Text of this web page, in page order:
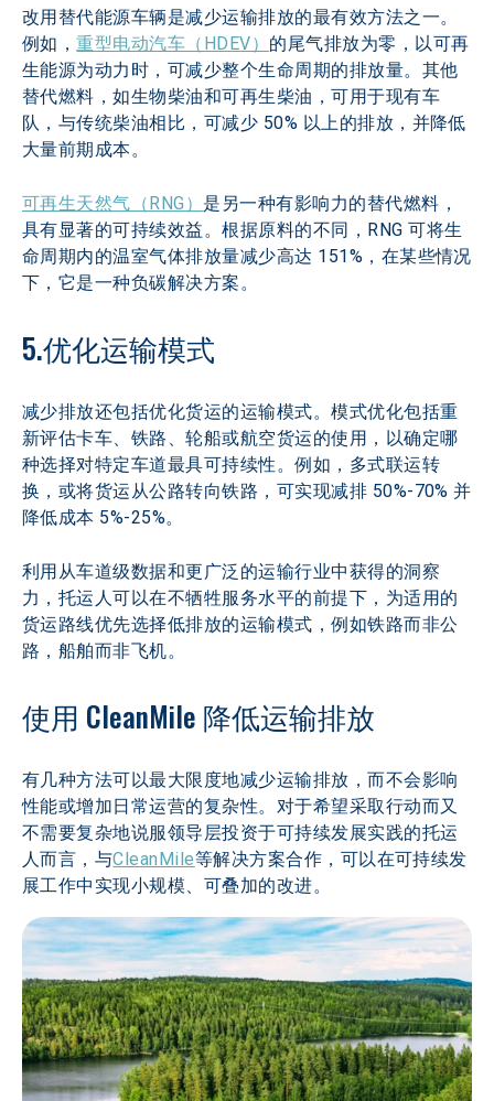
改用替代能源车辆是减少运输排放的最有效方法之一。
例如，重型电动汽车（HDEV） 的尾气排放为零，以可再
生能源为动力时，可减少整个生命周期的排放量。其他
替代燃料，如生物柴油和可再生柴油，可用于现有车
队，与传统柴油相比，可减少 50% 以上的排放，并降低
大量前期成本。
可再生天然气（RNG） 是另一种有影响力的替代燃料，
具有显著的可持续效益。根据原料的不同，RNG 可将生
命周期内的温室气体排放量减少高达 151%，在某些情况
下，它是一种负碳解决方案。
5.优化运输模式
减少排放还包括优化货运的运输模式。模式优化包括重
新评估卡车、铁路、轮船或航空货运的使用，以确定哪
种选择对特定车道最具可持续性。例如，多式联运转
换，或将货运从公路转向铁路，可实现减排 50%-70% 并
降低成本 5%-25%。
利用从车道级数据和更广泛的运输行业中获得的洞察
力，托运人可以在不牺牲服务水平的前提下，为适用的
货运路线优先选择低排放的运输模式，例如铁路而非公
路，船舶而非飞机。
使用 CleanMile 降低运输排放
有几种方法可以最大限度地减少运输排放，而不会影响
性能或增加日常运营的复杂性。对于希望采取行动而又
不需要复杂地说服领导层投资于可持续发展实践的托运
人而言，与CleanMile等解决方案合作，可以在可持续发
展工作中实现小规模、可叠加的改进。